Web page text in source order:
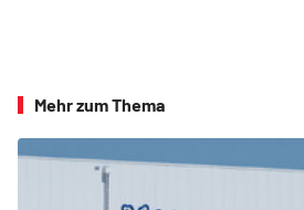
Mehr zum Thema